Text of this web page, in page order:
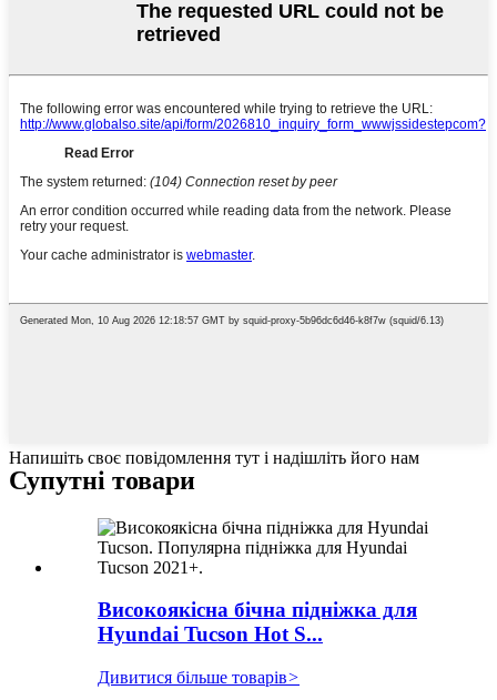
Напишіть своє повідомлення тут і надішліть його нам
Супутні товари
Високоякісна бічна підніжка для
Hyundai Tucson Hot S...
Дивитися більше товарів>